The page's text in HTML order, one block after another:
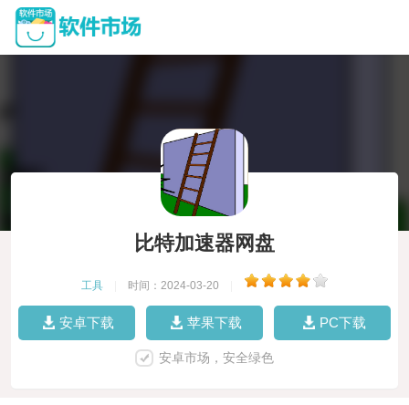
比特加速器网盘
工具 时间：2024-03-20
安卓下载 苹果下载 PC下载
安卓市场，安全绿色